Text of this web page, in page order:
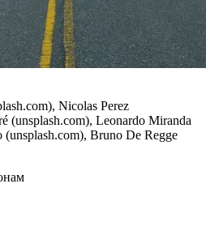
Nicolas Perez
(unsplash.com), Leonardo Miranda
(unsplash.com), Bruno De Regge